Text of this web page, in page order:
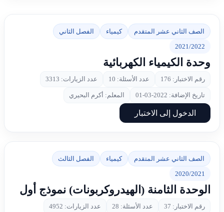
الصف الثاني عشر المتقدم كيمياء
الفصل الثاني
2021/2022
وحدة الكيمياء الكهربائية
رقم الاختبار: 176 عدد الأسئلة: 10 عدد الزيارات: 3313
تاريخ الإضافة: 2022-03-01 المعلم: أكرم البحيري
الدخول إلى الاختبار
الصف الثاني عشر المتقدم كيمياء
الفصل الثالث
2020/2021
الوحدة الثامنة (الهيدروكربونات) نموذج أول
رقم الاختبار: 37 عدد الأسئلة: 28 عدد الزيارات: 4952